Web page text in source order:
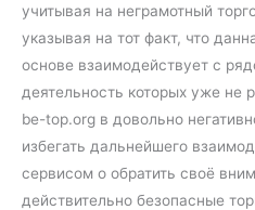
учитывая на неграмотный
указывая на тот факт, что
основе взаимодействует с
деятельность которых уже не
be-top.org в довольно
избегать дальнейшего
сервисом о обратить своё
действительно безопасные